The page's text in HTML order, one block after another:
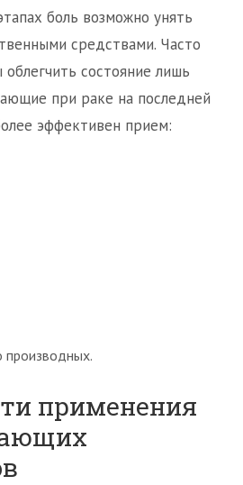
боль возможно унять
средствами. Часто
состояние лишь
при раке на последней
эффективен прием:
производных.
применения